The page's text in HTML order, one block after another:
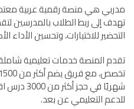
مدربي هي منصة رقمية عربية
تهدف إلى ربط الطلاب بالمدرسين
التحضير للاختبارات، وتحسين الأداء
شهريًا في
للدعم التعليمي عن بعد.